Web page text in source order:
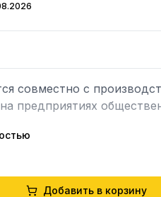
совместно с
предприятиях
на полку — не более 50 кг.
Добавить в корзину